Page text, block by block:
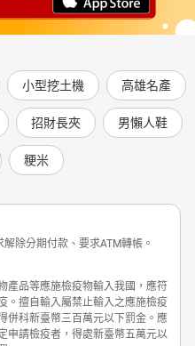
小型挖土機 高雄名產
招財長夾 男懶人鞋
粳米
除分期付款、要求ATM轉帳。
產品等應施檢疫物輸入我國，應符
。擅自輸入屬禁止輸入之應施檢疫
併科新臺幣三百萬元以下罰金。應
申請檢疫者，得處新臺幣五萬元以